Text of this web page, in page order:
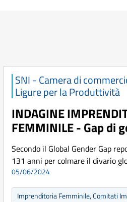
SNI - Camera di
Ligure per la Produttività
INDAGINE
FEMMINILE - Gap di
Secondo il Global Gender Gap
131 anni per colmare il divario
05/06/2024
Imprenditoria Femminile, Comitati